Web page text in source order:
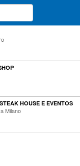
HOUSE E EVENTOS
Milano